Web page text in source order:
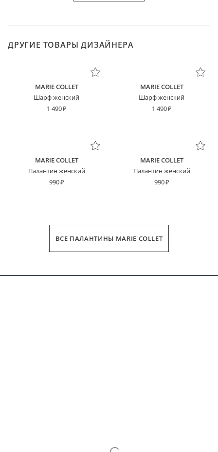
ДРУГИЕ ТОВАРЫ ДИЗАЙНЕРА
MARIE COLLET
Шарф женский
1 490
MARIE COLLET
Шарф женский
1 490
MARIE COLLET
Палантин женский
990
MARIE COLLET
Палантин женский
990
ВСЕ ПАЛАНТИНЫ MARIE COLLET